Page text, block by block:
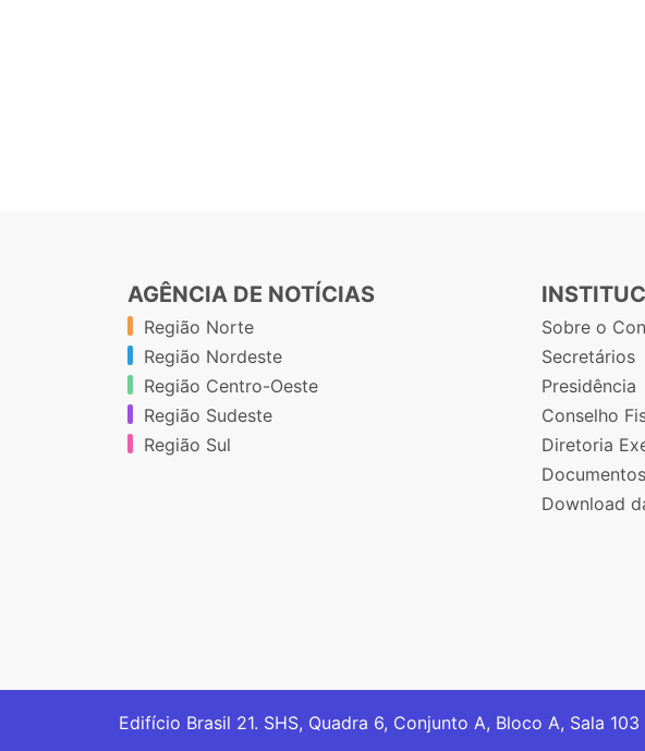
AGÊNCIA DE NOTÍCIAS
Região Norte
Região Nordeste
Região Centro-Oeste
Região Sudeste
Região Sul
Sobre o
Secretários
Presidência
Conselho
Diretoria
Documentos
Download
Edifício Brasil 21. SHS, Quadra 6, Conjunto A, Bloco A, Sala